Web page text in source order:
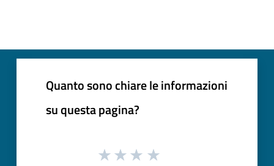
Quanto sono chiare le informazioni
su questa pagina?